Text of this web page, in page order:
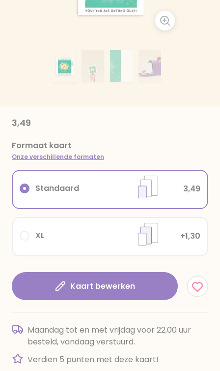
3,49
Formaat kaart
Onze verschillende formaten
XL +1,30
Standaard 3,49
Kaart bewerken
Maandag tot en met vrijdag voor 22.00 uur
besteld, vandaag verstuurd.
Verdien 5 punten met deze kaart!